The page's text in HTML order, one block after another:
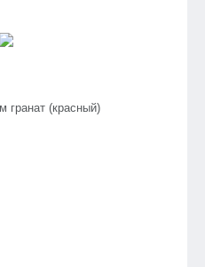
гранат (красный)